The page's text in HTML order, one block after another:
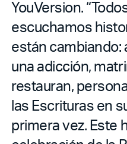
YouVersion.
escuchamos
están cambiando:
una adicción,
restauran,
las Escrituras en
primera vez. Este